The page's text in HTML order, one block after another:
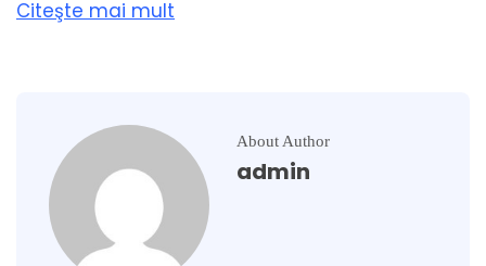
Citeşte mai mult
About Author
admin